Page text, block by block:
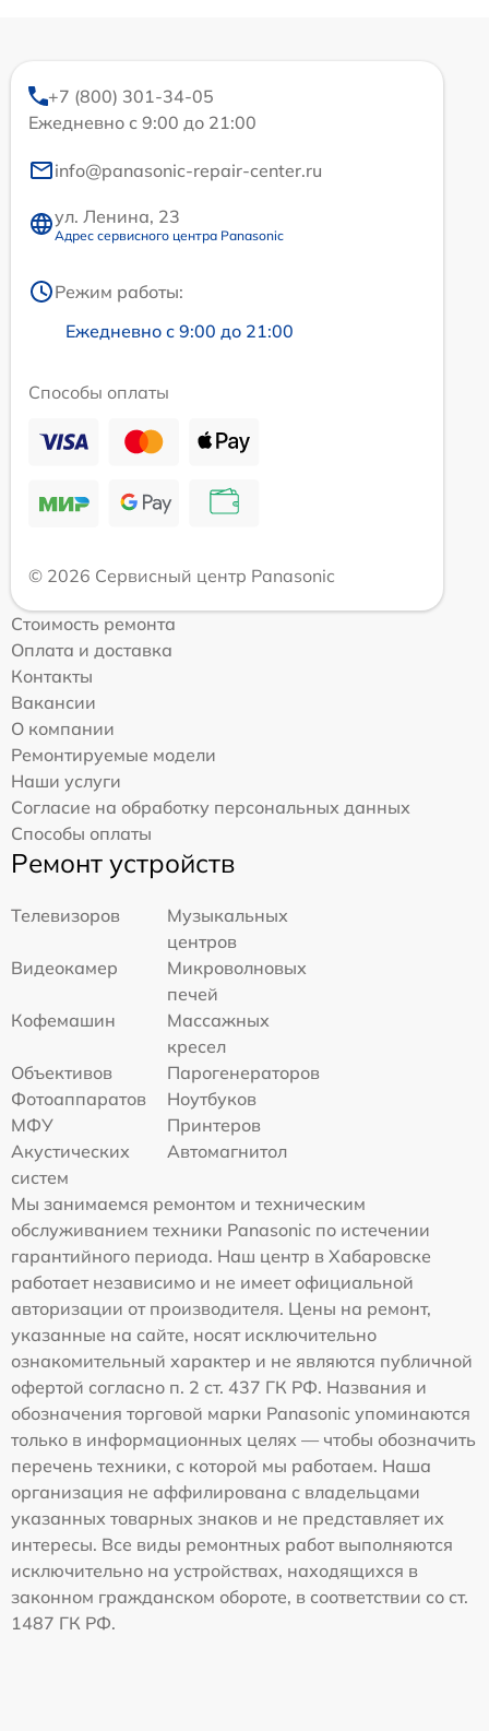
+7 (800) 301-34-05
Ежедневно с 9:00 до 21:00
info@panasonic-repair-center.ru
ул. Ленина, 23
Адрес сервисного центра Panasonic
Режим работы:
Ежедневно с 9:00 до 21:00
Способы оплаты
© 2026 Сервисный центр Panasonic
Стоимость ремонта
Оплата и доставка
Контакты
Вакансии
О компании
Ремонтируемые модели
Наши услуги
Согласие на обработку персональных данных
Способы оплаты
Ремонт устройств
Телевизоров
Музыкальных
центров
Видеокамер
Микроволновых
печей
Кофемашин
Массажных
кресел
Объективов
Парогенераторов
Фотоаппаратов
Ноутбуков
МФУ
Принтеров
Акустических
систем
Автомагнитол
Мы занимаемся ремонтом и техническим
обслуживанием техники Panasonic по истечении
гарантийного периода. Наш центр в Хабаровске
работает независимо и не имеет официальной
авторизации от производителя. Цены на ремонт,
указанные на сайте, носят исключительно
ознакомительный характер и не являются публичной
офертой согласно п. 2 ст. 437 ГК РФ. Названия и
обозначения торговой марки Panasonic упоминаются
только в информационных целях — чтобы обозначить
перечень техники, с которой мы работаем. Наша
организация не аффилирована с владельцами
указанных товарных знаков и не представляет их
интересы. Все виды ремонтных работ выполняются
исключительно на устройствах, находящихся в
законном гражданском обороте, в соответствии со ст.
1487 ГК РФ.